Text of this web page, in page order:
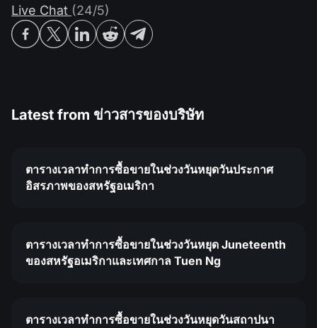
Live Chat (24/5)
Latest from ข่าวสารของบริษัท
ตารางเวลาทำการซื้อขายในช่วงวันหยุดวันประกาศ
อิสรภาพของสหรัฐอเมริกา
ตารางเวลาทำการซื้อขายในช่วงวันหยุด Juneteenth
ของสหรัฐอเมริกาและเทศกาล Tuen Ng
ตารางเวลาทำการซื้อขายในช่วงวันหยุดวันสถาปนา